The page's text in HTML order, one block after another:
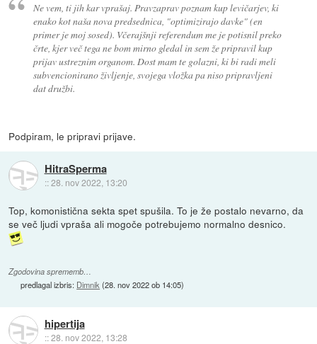
Ne vem, ti jih kar vprašaj. Pravzaprav poznam kup levičarjev, ki
enako kot naša nova predsednica, "optimizirajo davke" (en
primer je moj sosed). Včerajšnji referendum me je potisnil preko
črte, kjer več tega ne bom mirno gledal in sem že pripravil kup
prijav ustreznim organom. Dost mam te golazni, ki bi radi meli
subvencionirano življenje, svojega vložka pa niso pripravljeni
dat družbi.
Podpiram, le pripravi prijave.
HitraSperma
::28. nov 2022, 13:20
Top, komonistična sekta spet spušila. To je že postalo nevarno, da
se več ljudi vpraša ali mogoče potrebujemo normalno desnico.
Zgodovina sprememb…
predlagal izbris: Dimnik(28. nov 2022 ob 14:05)
hipertija
::28. nov 2022, 13:28